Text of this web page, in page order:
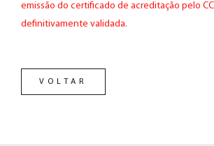
emissão do certificado de acreditação pelo
definitivamente validada.
VOLTAR